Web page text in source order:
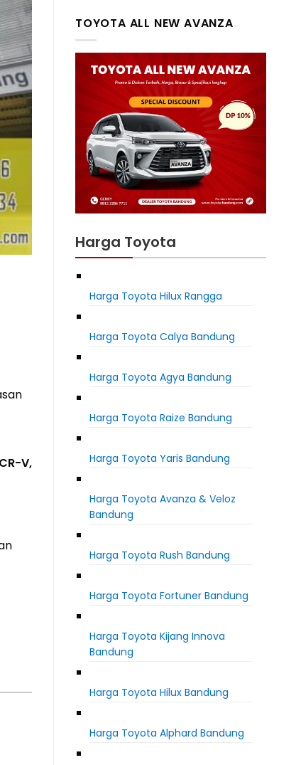
V,
TOYOTA ALL NEW AVANZA
Harga Toyota
Harga Toyota Hilux Rangga
Harga Toyota Calya Bandung
Harga Toyota Agya Bandung
Harga Toyota Raize Bandung
Harga Toyota Yaris Bandung
Harga Toyota Avanza & Veloz
Bandung
Harga Toyota Rush Bandung
Harga Toyota Fortuner Bandung
Harga Toyota Kijang Innova
Bandung
Harga Toyota Hilux Bandung
Harga Toyota Alphard Bandung